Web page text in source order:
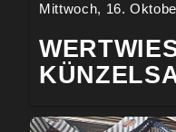
Mittwoch, 16.